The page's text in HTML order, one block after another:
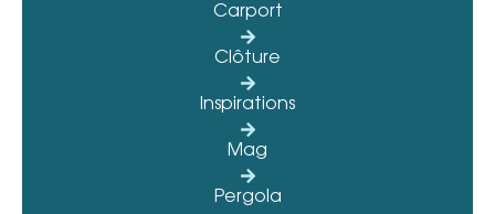
Carport
Clôture
Inspirations
Mag
Pergola